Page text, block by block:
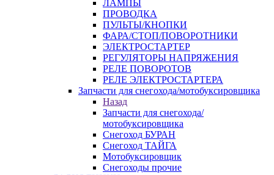
ЛАМПЫ
ПРОВОДКА
ПУЛЬТЫ/КНОПКИ
ФАРА/СТОП/ПОВОРОТНИКИ
ЭЛЕКТРОСТАРТЕР
РЕГУЛЯТОРЫ НАПРЯЖЕНИЯ
РЕЛЕ ПОВОРОТОВ
РЕЛЕ ЭЛЕКТРОСТАРТЕРА
Запчасти для снегохода/мотобуксировщика
Назад
Запчасти для снегохода/
мотобуксировщика
Снегоход БУРАН
Снегоход ТАЙГА
Мотобуксировщик
Снегоходы прочие